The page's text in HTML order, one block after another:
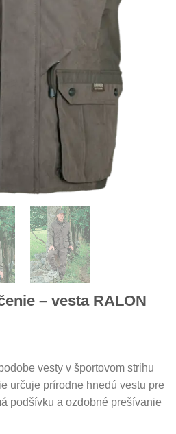
– vesta RALON
vesty v športovom strihu
určuje prírodne hnedú vestu pre
podšívku a ozdobné prešívanie